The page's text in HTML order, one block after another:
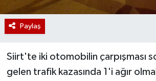
Paylaş
Siirt'te iki otomobilin çarpışması
gelen trafik kazasında 1'i ağır